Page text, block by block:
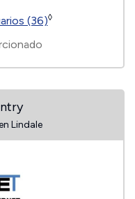
(36)◊
Lindale